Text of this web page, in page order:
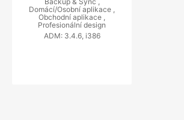
Domácí/Osobní aplikace ,
Obchodní aplikace ,
Profesionální design
ADM: 3.4.6, i386